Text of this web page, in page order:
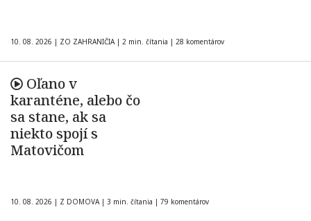
10. 08. 2026 | ZO ZAHRANIČIA | 2 min. čítania | 28 komentárov
Oľano v
karanténe, alebo čo
sa stane, ak sa
niekto spojí s
Matovičom
10. 08. 2026 | Z DOMOVA | 3 min. čítania | 79 komentárov